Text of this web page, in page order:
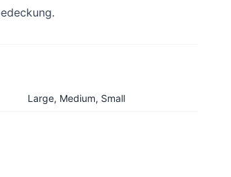
Large, Medium, Small